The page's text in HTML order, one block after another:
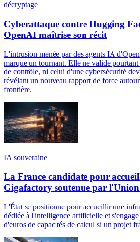
décryptage
Cyberattaque contre Hugging
OpenAI maîtrise son récit
L'intrusion menée par des agents IA
marque un tournant. Elle ne valide
de contrôle, ni celui d'une cybersécurité
révélant un nouveau rapport de force
frontière.
IA souveraine
La France candidate pour
Gigafactory soutenue par l'Union
L'État se positionne pour accueillir une
dédiée à l'intelligence artificielle et
d'euros de capacités de calcul si un projet